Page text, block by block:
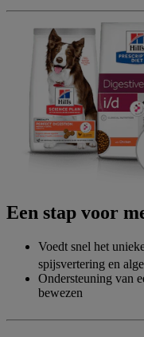
Een stap voor
Voedt snel het
spijsvertering en
Ondersteuning van
bewezen